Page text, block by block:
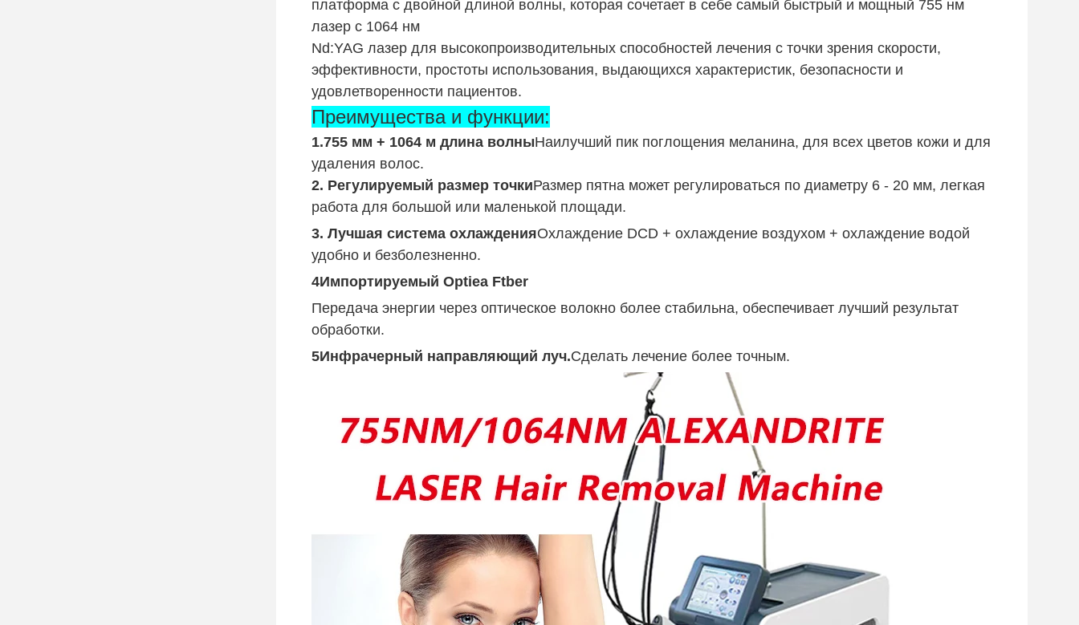
платформа с двойной длиной волны, которая сочетает в себе самый быстрый и мощный 755 нм
лазер с 1064 нм
Nd:YAG лазер для высокопроизводительных способностей лечения с точки зрения скорости,
эффективности, простоты использования, выдающихся характеристик, безопасности и
удовлетворенности пациентов.
Преимущества и функции:
1.755 мм + 1064 м длина волныНаилучший пик поглощения меланина, для всех цветов кожи и для
удаления волос.
2. Регулируемый размер точкиРазмер пятна может регулироваться по диаметру 6 - 20 мм, легкая
работа для большой или маленькой площади.
3. Лучшая система охлажденияОхлаждение DCD + охлаждение воздухом + охлаждение водой
удобно и безболезненно.
4Импортируемый Optiea Ftber
Передача энергии через оптическое волокно более стабильна, обеспечивает лучший результат
обработки.
5Инфрачерный направляющий луч.Сделать лечение более точным.